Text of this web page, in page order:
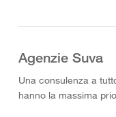
Agenzie Suva
Una consulenza a
hanno la massima